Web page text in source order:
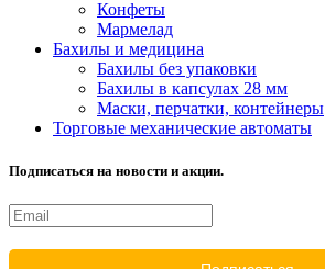
Конфеты
Мармелад
Бахилы и медицина
Бахилы без упаковки
Бахилы в капсулах 28 мм
Маски, перчатки, контейнеры
Торговые механические автоматы
Подписаться на новости и акции.